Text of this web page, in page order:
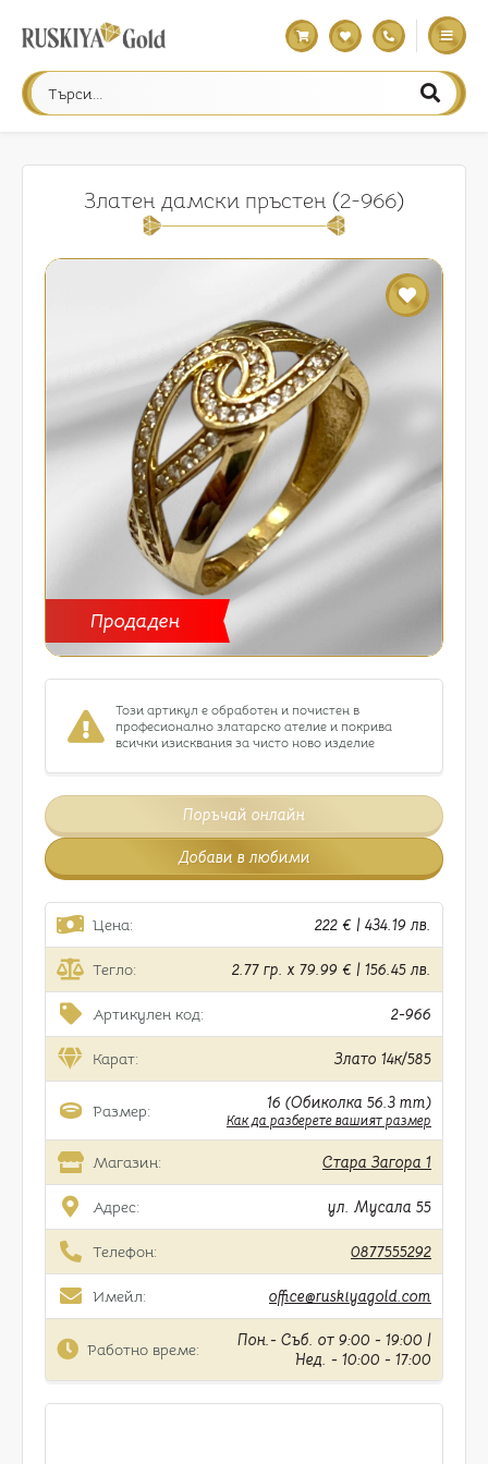
Златен дамски пръстен (2-966)
Продаден
Този артикул е обработен и почистен в
професионално златарско ателие и покрива
всички изисквания за чисто ново изделие
Поръчай онлайн
Добави в любими
Цена: 222 € | 434.19 лв.
Тегло: 2.77 гр. x 79.99 € | 156.45 лв.
Артикулен код: 2-966
Карат: Злато 14к/585
Размер: 16 (Обиколка 56.3 mm)
Как да разберете вашият размер
Магазин: Стара Загора 1
Адрес: ул. Мусала 55
Телефон: 0877555292
Имейл: office@ruskiyagold.com
Работно време:
Пон.- Съб. от 9:00 - 19:00 |
Нед. - 10:00 - 17:00